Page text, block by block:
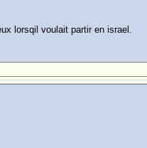
lorsqil voulait partir en israel.